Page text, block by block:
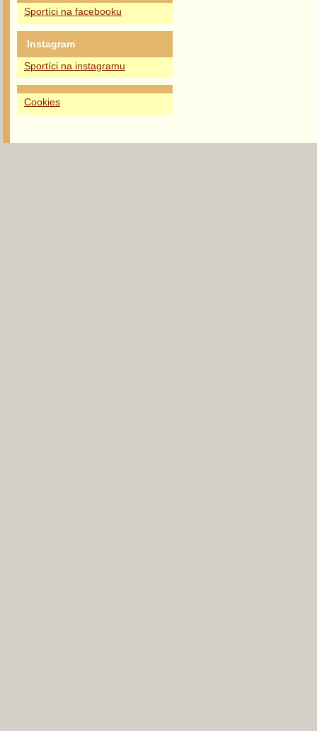
Sportíci na facebooku
Instagram
Sportíci na instagramu
Cookies